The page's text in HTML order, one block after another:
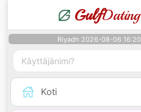
GulfDating
Riyadh 2026-08-06 16:20
Koti